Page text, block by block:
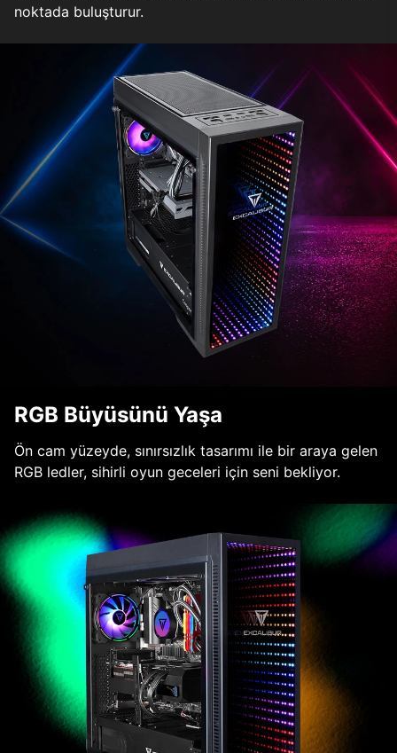
noktada buluşturur.
RGB Büyüsünü Yaşa
Ön cam yüzeyde, sınırsızlık tasarımı ile bir araya gelen
RGB ledler, sihirli oyun geceleri için seni bekliyor.